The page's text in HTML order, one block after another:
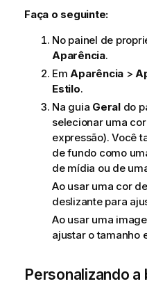
Faça o seguinte:
No painel de
Aparência.
EmAparência >
Estilo.
Na guia Geraldo
selecionar uma
expressão). Você
de fundo como
de mídia ou de
Ao usar uma cor
deslizante para
Ao usar uma
ajustar o tamanho
Personalizando